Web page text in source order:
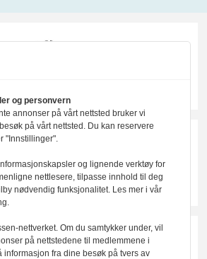
og personvern
annonser på vårt nettsted bruker vi
på vårt nettsted. Du kan reservere
"Innstillinger".
og lignende verktøy for
nettlesere, tilpasse innhold til deg
nødvendig funksjonalitet. Les mer i vår
nettverket. Om du samtykker under, vil
på nettstedene til medlemmene i
informasjon fra dine besøk på tvers av